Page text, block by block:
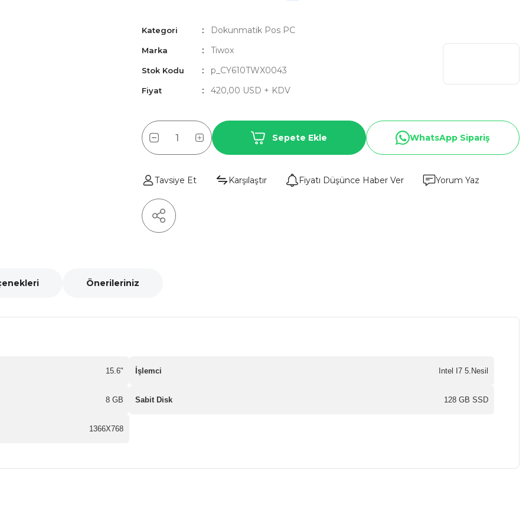
Kategori Dokunmatik Pos PC
Marka Tiwox
Stok Kodu p_CY610TWX0043
Fiyat 420,00 USD + KDV
Sepete Ekle WhatsApp Sipariş
Tavsiye Et Karşılaştır Fiyatı Düşünce Haber Ver Yorum Yaz
Önerileriniz
15.6" İşlemci Intel I7 5.Nesil
8 GB Sabit Disk 128 GB SSD
1366X768